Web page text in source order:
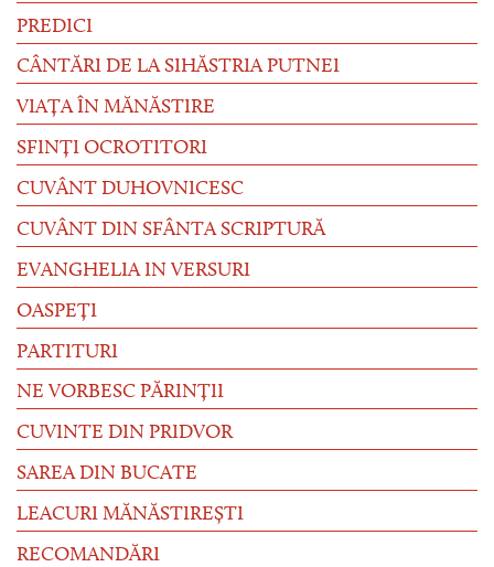
PREDICI
CÂNTĂRI DE LA SIHĂSTRIA PUTNEI
VIAȚA ÎN MĂNĂSTIRE
SFINȚI OCROTITORI
CUVÂNT DUHOVNICESC
CUVÂNT DIN SFÂNTA SCRIPTURĂ
EVANGHELIA IN VERSURI
OASPEȚI
PARTITURI
NE VORBESC PĂRINȚII
CUVINTE DIN PRIDVOR
SAREA DIN BUCATE
LEACURI MĂNĂSTIREȘTI
RECOMANDĂRI